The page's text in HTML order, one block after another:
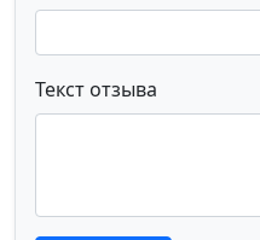
Текст отзыва